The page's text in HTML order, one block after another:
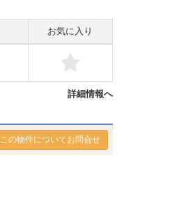
お気に入り
詳細情報へ
この物件についてお問合せ